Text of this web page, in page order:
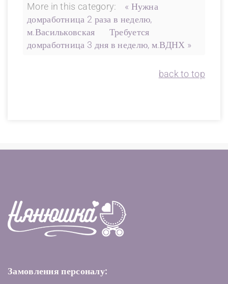
More in this category:
« Нужна
домработница 2 раза в неделю,
м.Васильковская
Требуется
домработница 3 дня в неделю, м.ВДНХ »
back to top
Замовлення персоналу: